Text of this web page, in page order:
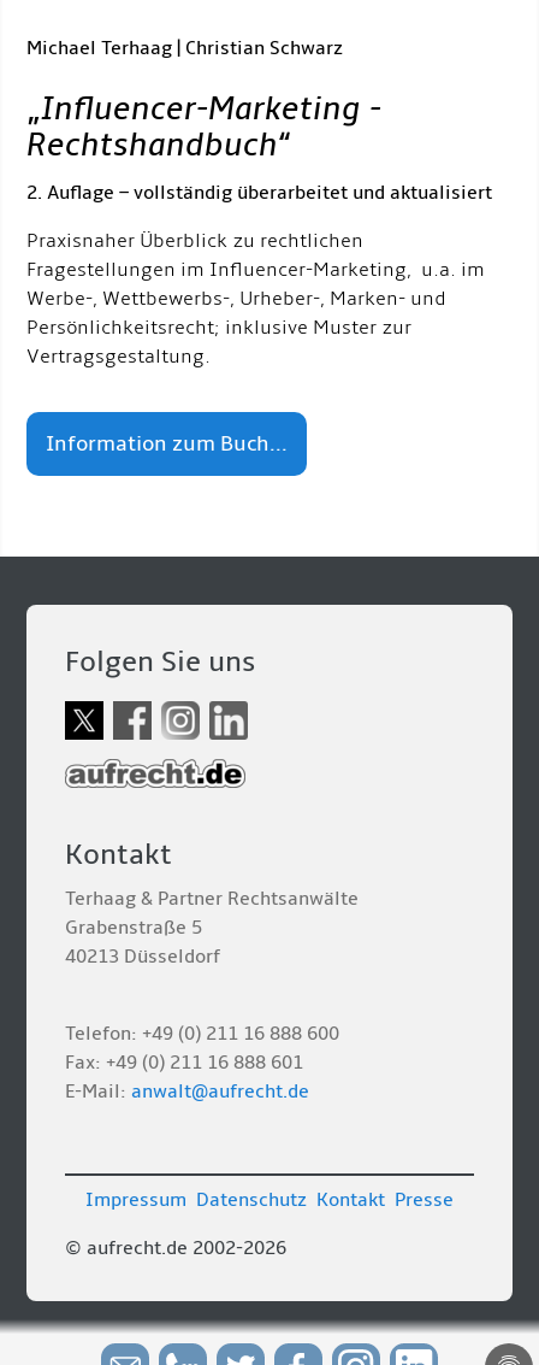
Michael Terhaag | Christian Schwarz
„Influencer-Marketing -
Rechtshandbuch“
2. Auflage – vollständig überarbeitet und aktualisiert
Praxisnaher Überblick zu rechtlichen
Fragestellungen im Influencer-Marketing, u.a. im
Werbe-, Wettbewerbs-, Urheber-, Marken- und
Persönlichkeitsrecht; inklusive Muster zur
Vertragsgestaltung.
Information zum Buch...
Folgen Sie uns
Kontakt
Terhaag & Partner Rechtsanwälte
Grabenstraße 5
40213 Düsseldorf
Telefon: +49 (0) 211 16 888 600
Fax: +49 (0) 211 16 888 601
E-Mail:anwalt@aufrecht.de
© aufrecht.de 2002-2026
Impressum Datenschutz Kontakt Presse